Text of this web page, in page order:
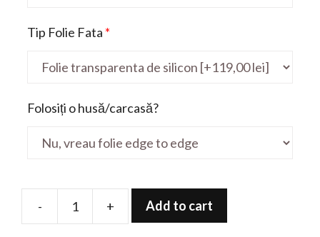
Tip Folie Fata *
Folosiți o husă/carcasă?
-
Folie
+ Add to cart